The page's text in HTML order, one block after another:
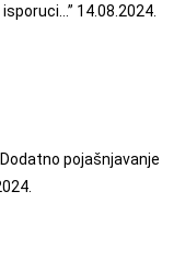
14.08.2024.
pojašnjavanje